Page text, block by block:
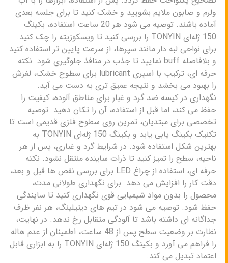
ولرم و صابون ملایم بشویید و خشک کنید تا برای جلسه بعدی
آماده باشند. توصیه می شود هر 20 ساعت استفاده، بکینگ
150 ژله‌ای TONYIN را بررسی کنید تا ویسکوزیته را چک کنید.
برای نواحی لبه دار مانند سپرها، از سرعت پایین تر استفاده کنید
و بلافاصله buff نمایید تا جذب در منافذ جلوگیری شود. نکته
حرفه ای، ترکیب با اسپری lubricant برای سطوح خشک، لغزش
را بهبود می بخشد و نتیجه عمیق تری به دست می آید.
نگهداری در کیسه ضد گرد و غبار برای مناطق آلوده، کیفیت را
حفظ می کند، اما قبل از استفاده، آن را تکان دهید. توصیه
تخصصی برای مبتدیان، تمرین روی سطوح فلزی قدیمی است تا
تکنیک بکینگ یابی یابد و بکینگ 150 ژله‌ای TONYIN به
بهترین شکل استفاده شود. در شرایط گرد و غباری، پس از هر
ناحیه، سطح را تمیز کنید تا ذرات ساینده منتقل نشود. نکته
حرفه ای، استفاده از چراغ LED برای بررسی نقص ها قبل و بعد،
دقت کار را افزایش می دهد. برای نگهداری طولانی مدت،
محصول را بدون مواد شیمیایی قوی نگهداری کنید تا سایندگی
حفظ شود. توصیه می شود در تیم های دیتیلینگ، هر نفر ظرف
جداگانه ای داشته باشد تا آلودگی متقابل رخ ندهد. در نهایت،
نظارت بر وضعیت سطح پس از 48 ساعت، اطمینان از عدم هاله
را فراهم می آورد و بکینگ 150 ژله‌ای TONYIN را به ابزاری قابل
اعتماد تبدیل می کند.